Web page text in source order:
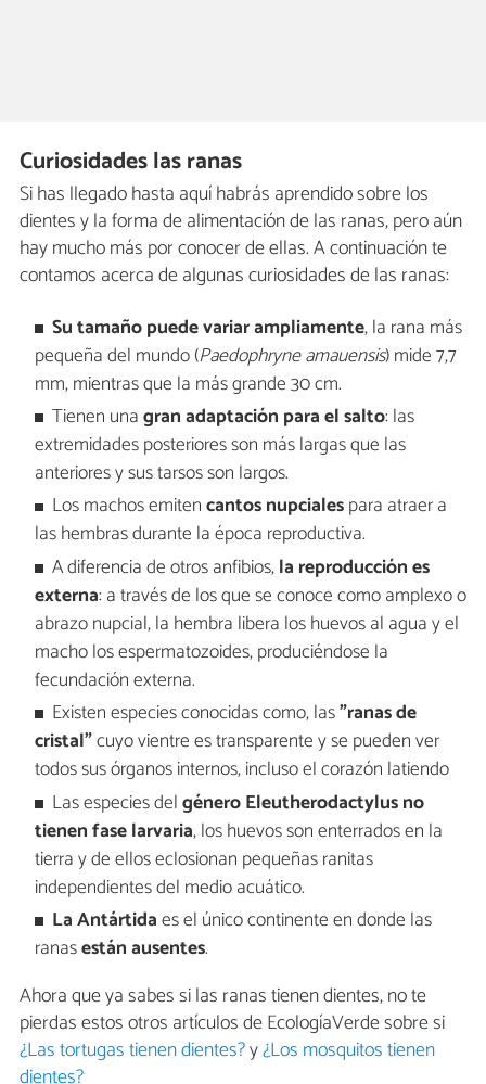
Curiosidades las ranas
Si has llegado hasta aquí habrás aprendido sobre los
dientes y la forma de alimentación de las ranas, pero aún
hay mucho más por conocer de ellas. A continuación te
contamos acerca de algunas curiosidades de las ranas:
Su tamaño puede variar ampliamente, la rana más
pequeña del mundo (Paedophryne amauensis) mide 7,7
mm, mientras que la más grande 30 cm.
Tienen unagran adaptación para el salto: las
extremidades posteriores son más largas que las
anteriores y sus tarsos son largos.
Los machos emitencantos nupcialespara atraer a
las hembras durante la época reproductiva.
A diferencia de otros anfibios,la reproducción es
externa: a través de los que se conoce como amplexo o
abrazo nupcial, la hembra libera los huevos al agua y el
macho los espermatozoides, produciéndose la
fecundación externa.
Existen especies conocidas como, las"ranas de
cristal"cuyo vientre es transparente y se pueden ver
todos sus órganos internos, incluso el corazón latiendo
Las especies delgénero Eleutherodactylus no
tienen fase larvaria, los huevos son enterrados en la
tierra y de ellos eclosionan pequeñas ranitas
independientes del medio acuático.
La Antártidaes el único continente en donde las
ranasestán ausentes.
Ahora que ya sabes si las ranas tienen dientes, no te
pierdas estos otros artículos de EcologíaVerde sobre si
¿Las tortugas tienen dientes?y¿Los mosquitos tienen
dientes?